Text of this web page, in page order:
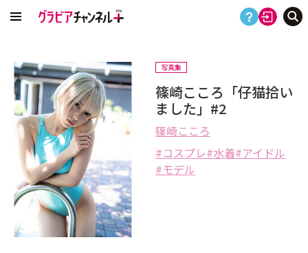
写真集
篠崎こころ「仔猫拾い
ました」#2
篠崎こころ
コスプレ 水着 アイドル
モデル